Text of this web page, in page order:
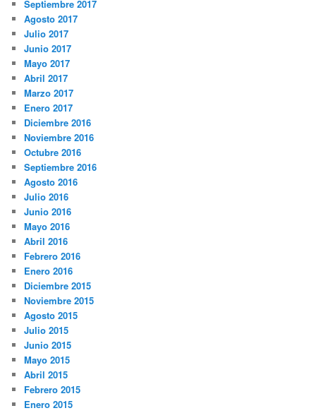
Septiembre 2017
Agosto 2017
Julio 2017
Junio 2017
Mayo 2017
Abril 2017
Marzo 2017
Enero 2017
Diciembre 2016
Noviembre 2016
Octubre 2016
Septiembre 2016
Agosto 2016
Julio 2016
Junio 2016
Mayo 2016
Abril 2016
Febrero 2016
Enero 2016
Diciembre 2015
Noviembre 2015
Agosto 2015
Julio 2015
Junio 2015
Mayo 2015
Abril 2015
Febrero 2015
Enero 2015